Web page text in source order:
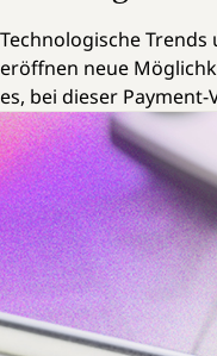
Technologische
eröffnen neue
es, bei dieser
der Kunden im Fokus